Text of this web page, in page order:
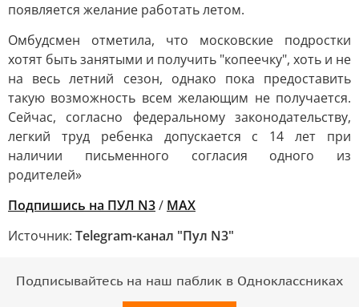
появляется желание работать летом.
Омбудсмен отметила, что московские подростки
хотят быть занятыми и получить "копеечку", хоть и не
на весь летний сезон, однако пока предоставить
такую возможность всем желающим не получается.
Сейчас, согласно федеральному законодательству,
легкий труд ребенка допускается с 14 лет при
наличии письменного согласия одного из
родителей»
Подпишись на ПУЛ N3/ MAX
Источник: Telegram-канал "Пул N3"
Подписывайтесь на наш паблик в Одноклассниках